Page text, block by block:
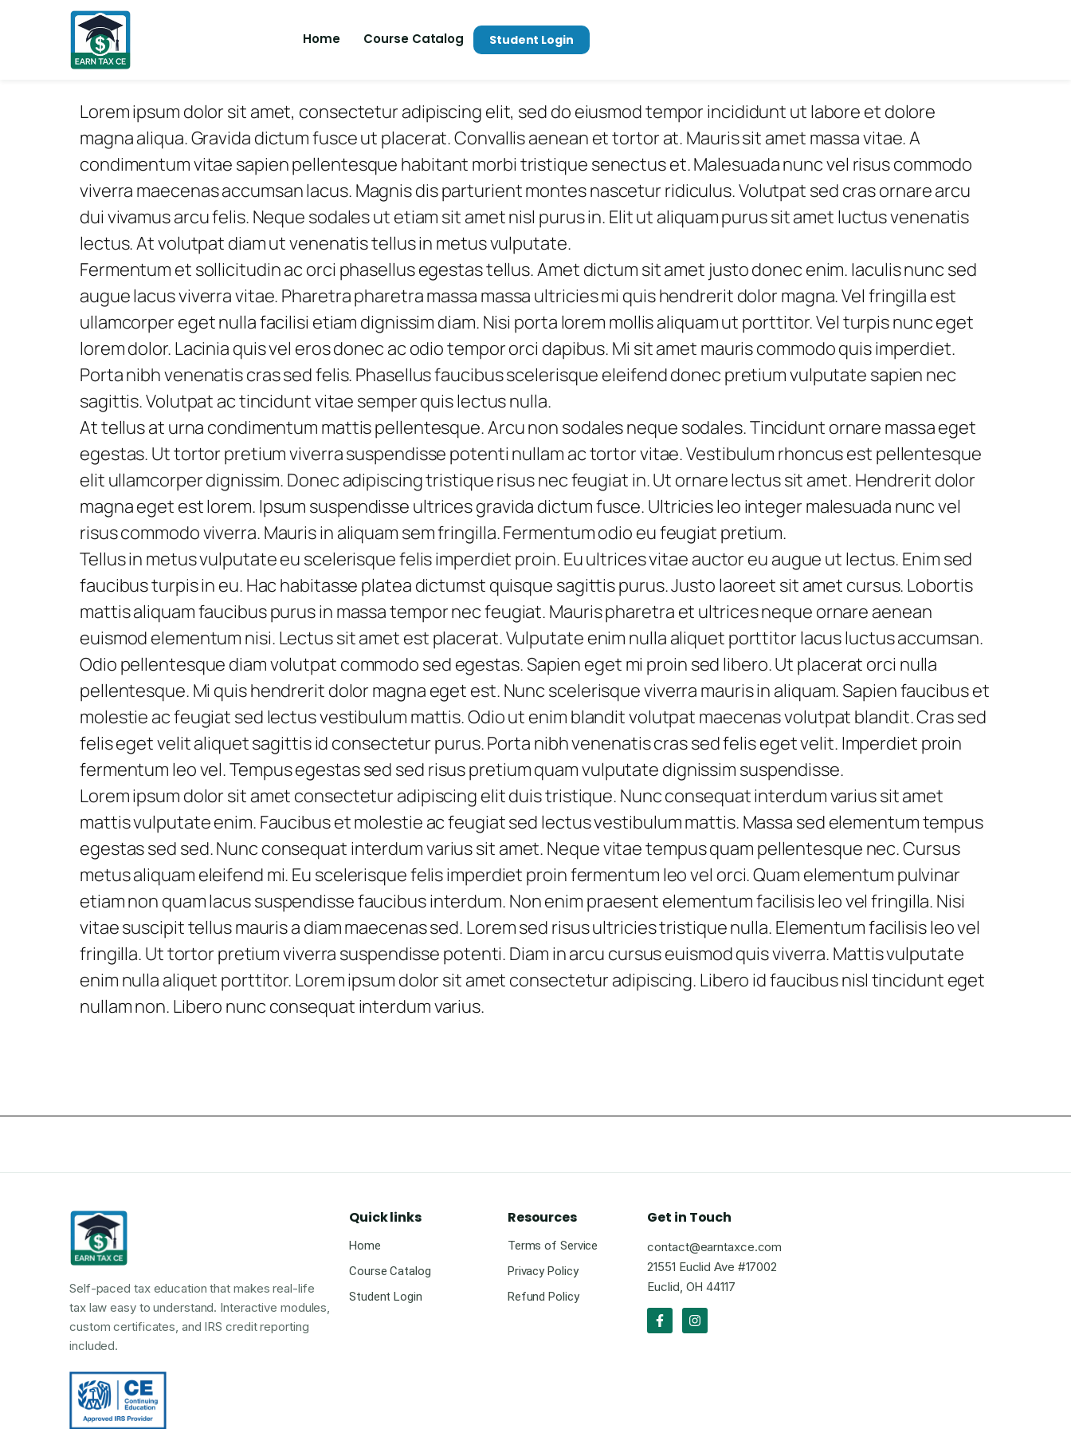
Home Course Catalog Student Login
Lorem ipsum dolor sit amet, consectetur adipiscing elit, sed do eiusmod tempor incididunt ut labore et dolore
magna aliqua. Gravida dictum fusce ut placerat. Convallis aenean et tortor at. Mauris sit amet massa vitae. A
condimentum vitae sapien pellentesque habitant morbi tristique senectus et. Malesuada nunc vel risus commodo
viverra maecenas accumsan lacus. Magnis dis parturient montes nascetur ridiculus. Volutpat sed cras ornare arcu
dui vivamus arcu felis. Neque sodales ut etiam sit amet nisl purus in. Elit ut aliquam purus sit amet luctus venenatis
lectus. At volutpat diam ut venenatis tellus in metus vulputate.
Fermentum et sollicitudin ac orci phasellus egestas tellus. Amet dictum sit amet justo donec enim. Iaculis nunc sed
augue lacus viverra vitae. Pharetra pharetra massa massa ultricies mi quis hendrerit dolor magna. Vel fringilla est
ullamcorper eget nulla facilisi etiam dignissim diam. Nisi porta lorem mollis aliquam ut porttitor. Vel turpis nunc eget
lorem dolor. Lacinia quis vel eros donec ac odio tempor orci dapibus. Mi sit amet mauris commodo quis imperdiet.
Porta nibh venenatis cras sed felis. Phasellus faucibus scelerisque eleifend donec pretium vulputate sapien nec
sagittis. Volutpat ac tincidunt vitae semper quis lectus nulla.
At tellus at urna condimentum mattis pellentesque. Arcu non sodales neque sodales. Tincidunt ornare massa eget
egestas. Ut tortor pretium viverra suspendisse potenti nullam ac tortor vitae. Vestibulum rhoncus est pellentesque
elit ullamcorper dignissim. Donec adipiscing tristique risus nec feugiat in. Ut ornare lectus sit amet. Hendrerit dolor
magna eget est lorem. Ipsum suspendisse ultrices gravida dictum fusce. Ultricies leo integer malesuada nunc vel
risus commodo viverra. Mauris in aliquam sem fringilla. Fermentum odio eu feugiat pretium.
Tellus in metus vulputate eu scelerisque felis imperdiet proin. Eu ultrices vitae auctor eu augue ut lectus. Enim sed
faucibus turpis in eu. Hac habitasse platea dictumst quisque sagittis purus. Justo laoreet sit amet cursus. Lobortis
mattis aliquam faucibus purus in massa tempor nec feugiat. Mauris pharetra et ultrices neque ornare aenean
euismod elementum nisi. Lectus sit amet est placerat. Vulputate enim nulla aliquet porttitor lacus luctus accumsan.
Odio pellentesque diam volutpat commodo sed egestas. Sapien eget mi proin sed libero. Ut placerat orci nulla
pellentesque. Mi quis hendrerit dolor magna eget est. Nunc scelerisque viverra mauris in aliquam. Sapien faucibus et
molestie ac feugiat sed lectus vestibulum mattis. Odio ut enim blandit volutpat maecenas volutpat blandit. Cras sed
felis eget velit aliquet sagittis id consectetur purus. Porta nibh venenatis cras sed felis eget velit. Imperdiet proin
fermentum leo vel. Tempus egestas sed sed risus pretium quam vulputate dignissim suspendisse.
Lorem ipsum dolor sit amet consectetur adipiscing elit duis tristique. Nunc consequat interdum varius sit amet
mattis vulputate enim. Faucibus et molestie ac feugiat sed lectus vestibulum mattis. Massa sed elementum tempus
egestas sed sed. Nunc consequat interdum varius sit amet. Neque vitae tempus quam pellentesque nec. Cursus
metus aliquam eleifend mi. Eu scelerisque felis imperdiet proin fermentum leo vel orci. Quam elementum pulvinar
etiam non quam lacus suspendisse faucibus interdum. Non enim praesent elementum facilisis leo vel fringilla. Nisi
vitae suscipit tellus mauris a diam maecenas sed. Lorem sed risus ultricies tristique nulla. Elementum facilisis leo vel
fringilla. Ut tortor pretium viverra suspendisse potenti. Diam in arcu cursus euismod quis viverra. Mattis vulputate
enim nulla aliquet porttitor. Lorem ipsum dolor sit amet consectetur adipiscing. Libero id faucibus nisl tincidunt eget
nullam non. Libero nunc consequat interdum varius.
Self-paced tax education that makes real-life
tax law easy to understand. Interactive modules,
custom certificates, and IRS credit reporting
included.
Quick links
Home
Course Catalog
Student Login
Resources
Terms of Service
Privacy Policy
Refund Policy
Get in Touch
contact@earntaxce.com
21551 Euclid Ave #17002
Euclid, OH 44117